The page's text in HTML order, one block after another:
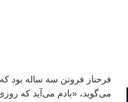
می‌گوید، «یادم می‌آید که